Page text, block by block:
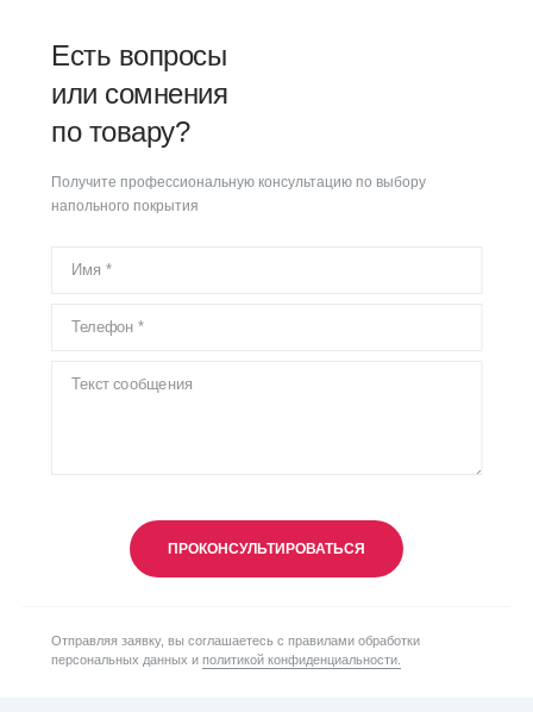
Есть вопросы
или сомнения
по товару?
Получите профессиональную консультацию по выбору
напольного покрытия
ПРОКОНСУЛЬТИРОВАТЬСЯ
Отправляя заявку, вы соглашаетесь с правилами обработки
персональных данных и политикой конфиденциальности.